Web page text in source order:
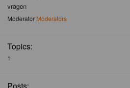
vragen
Moderator Moderators
Topics:
1
Posts: